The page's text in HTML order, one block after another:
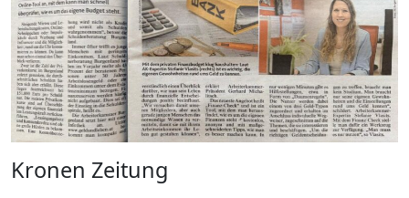
Kronen Zeitung